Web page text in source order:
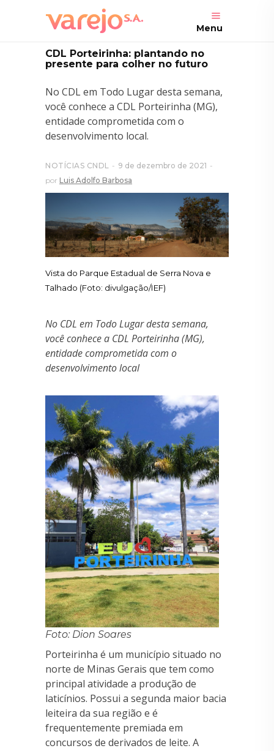
Menu
CDL Porteirinha: plantando no
presente para colher no futuro
No CDL em Todo Lugar desta semana,
você conhece a CDL Porteirinha (MG),
entidade comprometida com o
desenvolvimento local.
NOTÍCIAS CNDL
9 de dezembro de 2021
por Luis Adolfo Barbosa
Vista do Parque Estadual de Serra Nova e
Talhado (Foto: divulgação/IEF)
No CDL em Todo Lugar desta semana,
você conhece a CDL Porteirinha (MG),
entidade comprometida com o
desenvolvimento local
Foto: Dion Soares
Porteirinha é um município situado no
norte de Minas Gerais que tem como
principal atividade a produção de
laticínios. Possui a segunda maior bacia
leiteira da sua região e é
frequentemente premiada em
concursos de derivados de leite. A